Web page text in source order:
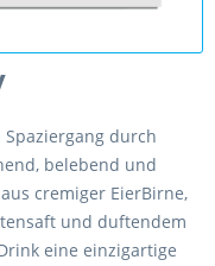
Spaziergang durch
belebend und
cremiger EierBirne,
und duftendem
eine einzigartige